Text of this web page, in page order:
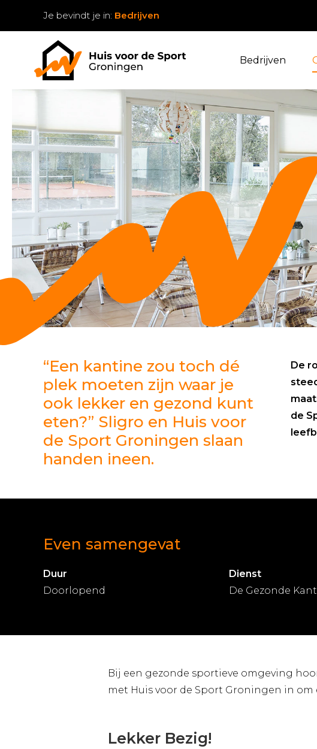
Je bevindt je in: Bedrijven
Bedrijven
“Een kantine zou toch dé
plek moeten zijn waar je
ook lekker en gezond kunt
eten?” Sligro en Huis voor
de Sport Groningen slaan
handen ineen.
De
de
Even samengevat
Duur
Doorlopend
Dienst
De Gezonde
Bij een gezonde sportieve omgeving
met Huis voor de Sport Groningen in
Lekker Bezig!